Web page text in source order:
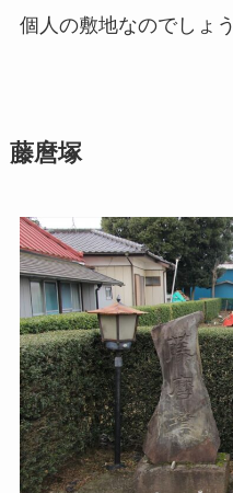
個人の敷地なのでしょ
藤麿塚